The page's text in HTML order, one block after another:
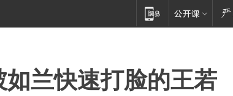
兰快速打脸的王若